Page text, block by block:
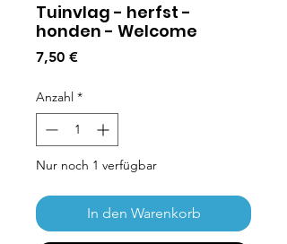
Tuinvlag - herfst -
honden - Welcome
7,50 €Preis
Anzahl *
Nur noch 1 verfügbar
In den Warenkorb